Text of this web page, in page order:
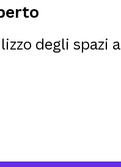
degli spazi a